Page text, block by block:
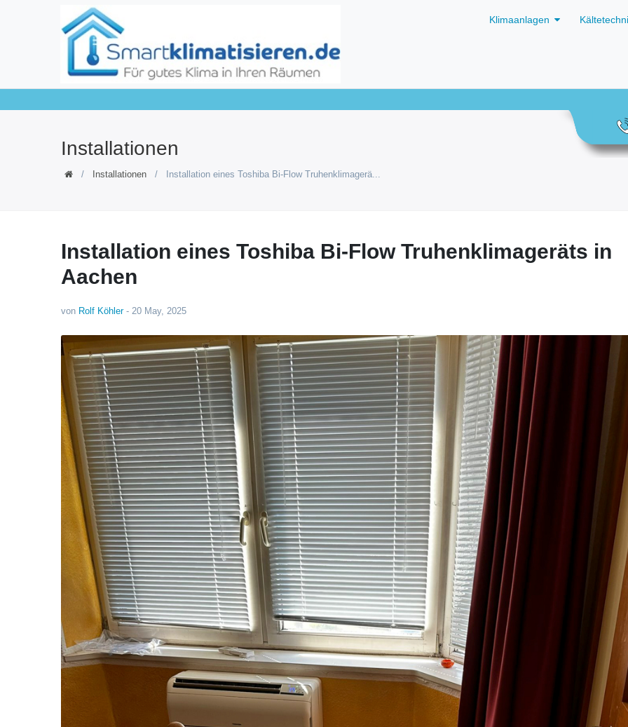
Klimaanlagen
Installationen
Installationen Installation eines Toshiba Bi-Flow Truhenklimagerä...
Installation eines Toshiba Bi-Flow Truhenklimageräts in
Aachen
von Rolf Köhler- 20 May, 2025